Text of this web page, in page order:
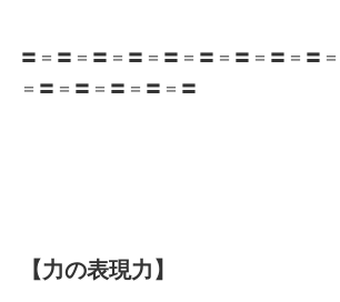
〓＝〓＝〓＝〓＝〓＝〓＝〓＝〓＝〓
＝〓＝〓＝〓＝〓＝〓
【力の表現力】